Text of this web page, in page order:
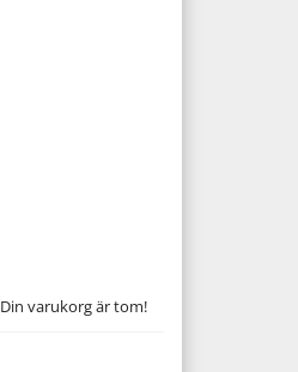
Din varukorg är tom!